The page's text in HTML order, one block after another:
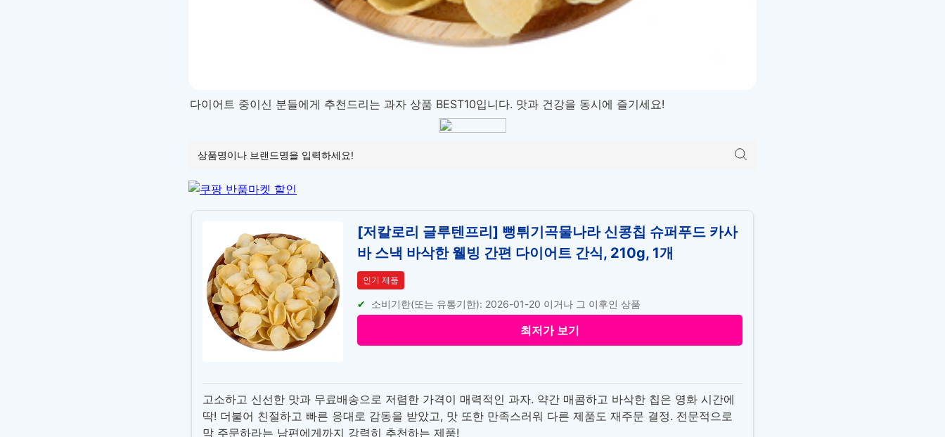
다이어트 중이신 분들에게 추천드리는 과자 상품 BEST10입니다. 맛과 건강을 동시에 즐기세요!
[저칼로리 글루텐프리] 뻥튀기곡물나라 신콩칩 슈퍼푸드 카사
바 스낵 바삭한 웰빙 간편 다이어트 간식, 210g, 1개
인기 제품
소비기한(또는 유통기한): 2026-01-20 이거나 그 이후인 상품
최저가 보기
고소하고 신선한 맛과 무료배송으로 저렴한 가격이 매력적인 과자. 약간 매콤하고 바삭한 칩은 영화 시간에
딱! 더불어 친절하고 빠른 응대로 감동을 받았고, 맛 또한 만족스러워 다른 제품도 재주문 결정. 전문적으로
막 주문하라는 남편에게까지 강력히 추천하는 제품!